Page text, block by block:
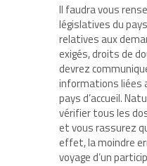
Il faudra vous
législatives du
relatives aux
exigés, droits de
devrez
informations liées
pays d’accueil.
vérifier tous les
et vous rassurez
effet, la moindre
voyage d’un